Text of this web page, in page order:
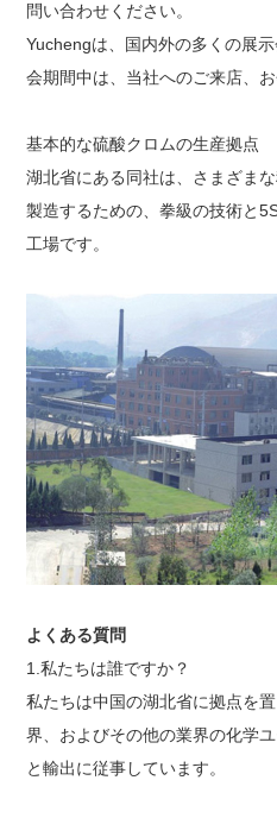
問い合わせください。
Yuchengは、国内外の多くの展
会期間中は、当社へのご来店、
基本的な硫酸クロムの生産拠点
湖北省にある同社は、さまざま
製造するための、拳級の技術と
工場です。
よくある質問
1.私たちは誰ですか？
私たちは中国の湖北省に拠点を
界、およびその他の業界の化学
と輸出に従事しています。